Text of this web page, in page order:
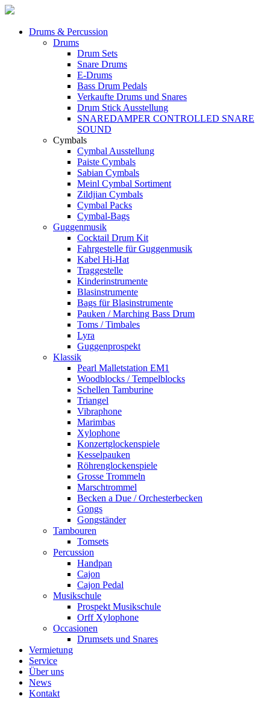
Drums & Percussion
Drums
Drum Sets
Snare Drums
E-Drums
Bass Drum Pedals
Verkaufte Drums und Snares
Drum Stick Ausstellung
SNAREDAMPER CONTROLLED SNARE
SOUND
Cymbals
Cymbal Ausstellung
Paiste Cymbals
Sabian Cymbals
Meinl Cymbal Sortiment
Zildjian Cymbals
Cymbal Packs
Cymbal-Bags
Guggenmusik
Cocktail Drum Kit
Fahrgestelle für Guggenmusik
Kabel Hi-Hat
Traggestelle
Kinderinstrumente
Blasinstrumente
Bags für Blasinstrumente
Pauken / Marching Bass Drum
Toms / Timbales
Lyra
Guggenprospekt
Klassik
Pearl Malletstation EM1
Woodblocks / Tempelblocks
Schellen Tamburine
Triangel
Vibraphone
Marimbas
Xylophone
Konzertglockenspiele
Kesselpauken
Röhren­glocken­spiele
Grosse Trommeln
Marschtrommel
Becken a Due / Orchester­becken
Gongs
Gongständer
Tambouren
Tomsets
Percussion
Handpan
Cajon
Cajon Pedal
Musikschule
Prospekt Musikschule
Orff Xylophone
Occasionen
Drumsets und Snares
Vermietung
Service
Über uns
News
Kontakt